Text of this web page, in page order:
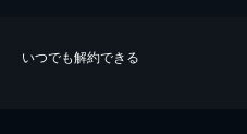
いつでも解約できる